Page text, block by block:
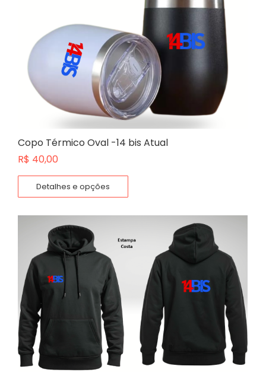
Copo Térmico Oval -14 bis Atual
R$ 40,00
Detalhes e opções